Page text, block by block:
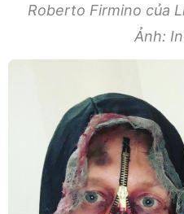
Roberto Firmino của
Ảnh: